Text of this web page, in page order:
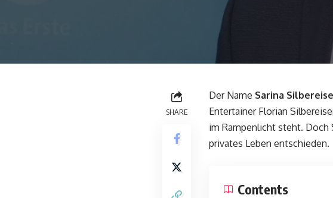
SHARE
Der Name Sarina
Entertainer Florian
im Rampenlicht steht. Doch
privates Leben entschieden.
Contents